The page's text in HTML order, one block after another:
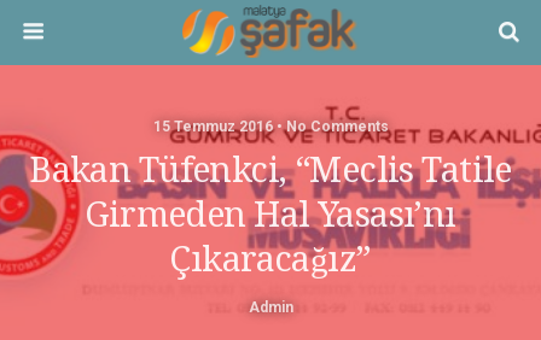
15 Temmuz 2016 • No Comments
Bakan Tüfenkci, “Meclis Tatile
Girmeden Hal Yasası’nı
Çıkaracağız”
Admin